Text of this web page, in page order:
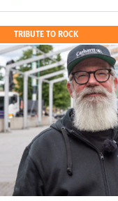
TRIBUTE TO ROCK